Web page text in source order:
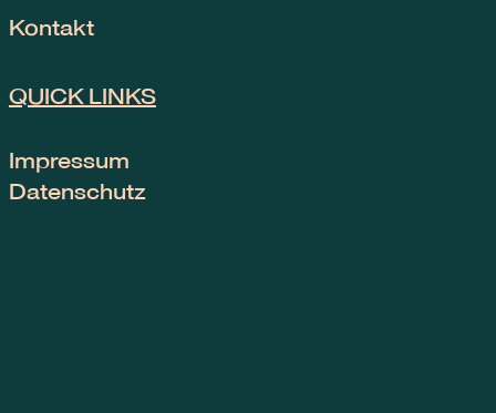
Kontakt
QUICK LINKS
Impressum
Datenschutz